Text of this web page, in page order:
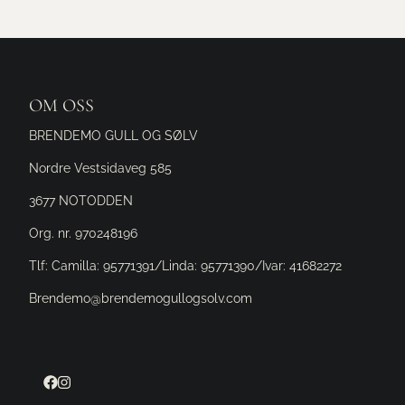
OM OSS
BRENDEMO GULL OG SØLV
Nordre Vestsidaveg 585
3677 NOTODDEN
Org. nr. 970248196
Tlf: Camilla: 95771391/Linda: 95771390/Ivar: 41682272
Brendemo@brendemogullogsolv.com